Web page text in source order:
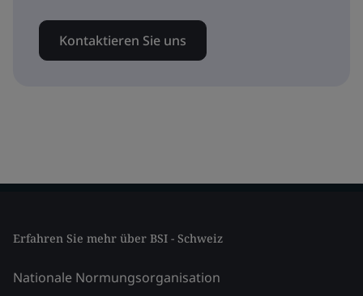
Kontaktieren Sie uns
Erfahren Sie mehr über BSI - Schweiz
Nationale Normungsorganisation